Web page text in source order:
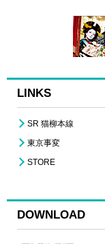
LINKS
SR 猫柳本線
東京事変
STORE
DOWNLOAD